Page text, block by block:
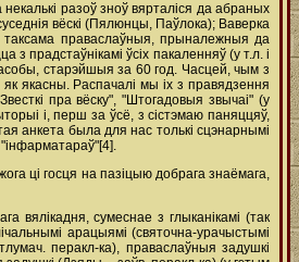
разоў зноў вярталіся да абраных
вёскі (Пялюнцы, Паўлока); Ваверка
таксама праваслаўныя, прыналежныя да
прадстаўнікамі ўсіх пакаленняў (у т.л. і
старэйшыя за 60 год. Часцей, чым з
якасны. Распачалі мы іх з правядзення
пра вёску", "Штогадовыя звычаі" (у
і, перш за ўсё, з сістэмаю паняццяў,
анкета была для нас толькі сцэнарнымі
ці госця на пазіцыю добрага знаёмага,
вялікадня, сумеснае з глыканікамі (так
арацыямі (святочна-урачыстымі
перакл-ка), праваслаўныя задушкі